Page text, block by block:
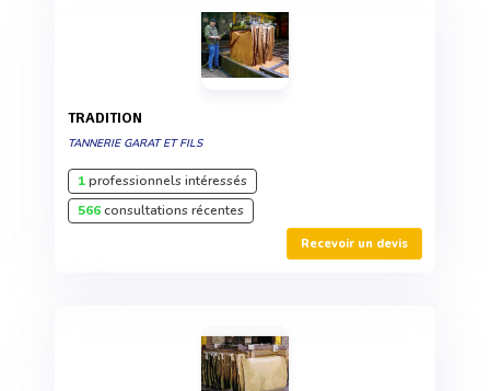
TRADITION
TANNERIE GARAT ET FILS
1professionnels intéressés
566consultations récentes
Recevoir un devis